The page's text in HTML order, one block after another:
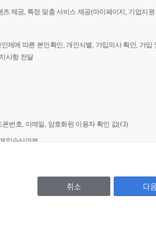
제공, 특정 맞춤 서비스 제공(마이페이지, 기업지원
제에 따른 본인확인, 개인식별, 가입의사 확인, 가
사항 전달
번호, 이메일, 암호화된 이용자 확인 값(CI)
일수신여부
경우 법인등록번호), 기업명, 비밀번호, 대표자명,
취소 다